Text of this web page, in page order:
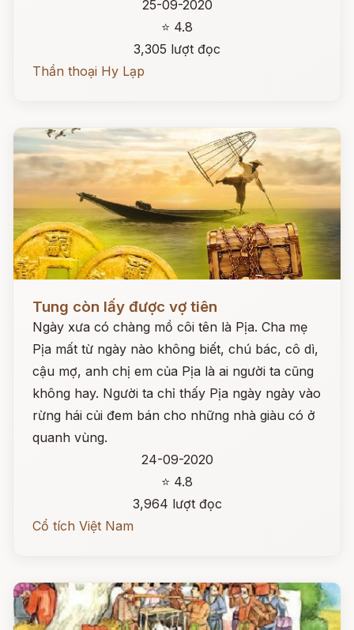
25-09-2020
⭐ 4.8
3,305 lượt đọc
Thần thoại Hy Lạp
Tung còn lấy được vợ tiên
Ngày xưa có chàng mồ côi tên là Pịa. Cha mẹ
Pịa mất từ ngày nào không biết, chú bác, cô dì,
cậu mợ, anh chị em của Pịa là ai người ta cũng
không hay. Người ta chỉ thấy Pịa ngày ngày vào
rừng hái củi đem bán cho những nhà giàu có ở
quanh vùng.
24-09-2020
⭐ 4.8
3,964 lượt đọc
Cổ tích Việt Nam